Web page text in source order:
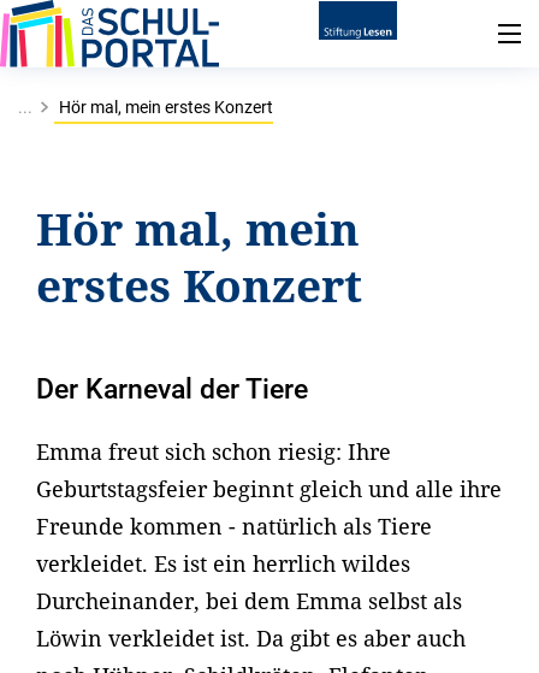
... Hör mal, mein erstes Konzert
Hör mal, mein
erstes Konzert
Der Karneval der Tiere
Emma freut sich schon riesig: Ihre
Geburtstagsfeier beginnt gleich und alle ihre
Freunde kommen - natürlich als Tiere
verkleidet. Es ist ein herrlich wildes
Durcheinander, bei dem Emma selbst als
Löwin verkleidet ist. Da gibt es aber auch